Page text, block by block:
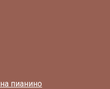
пианино